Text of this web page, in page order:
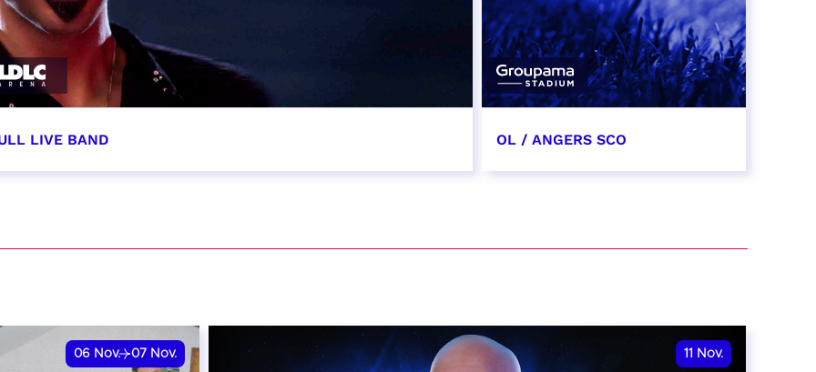
LIVE BAND OL / ANGERS SCO
RÉSERVER
06 Nov. 07 Nov. 11 Nov.